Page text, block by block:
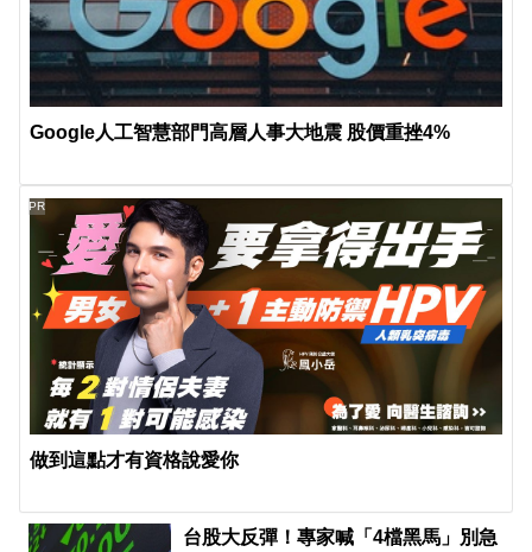
Google人工智慧部門高層人事大地震 股價重挫4%
做到這點才有資格說愛你
PR
台股大反彈！專家喊「4檔黑馬」別急